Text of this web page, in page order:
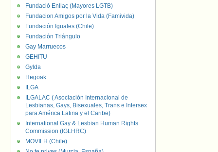
Fundació Enllaç (Mayores LGTB)
Fundacion Amigos por la Vida (Famivida)
Fundación Iguales (Chile)
Fundación Triángulo
Gay Marruecos
GEHITU
Gylda
Hegoak
ILGA
ILGALAC ( Asociación Internacional de
Lesbianas, Gays, Bisexuales, Trans e Intersex
para América Latina y el Caribe)
International Gay & Lesbian Human Rights
Commission (IGLHRC)
MOVILH (Chile)